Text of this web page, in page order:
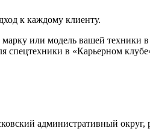
к каждому клиенту.
марку или модель вашей
спецтехники в «Карьерном
административный